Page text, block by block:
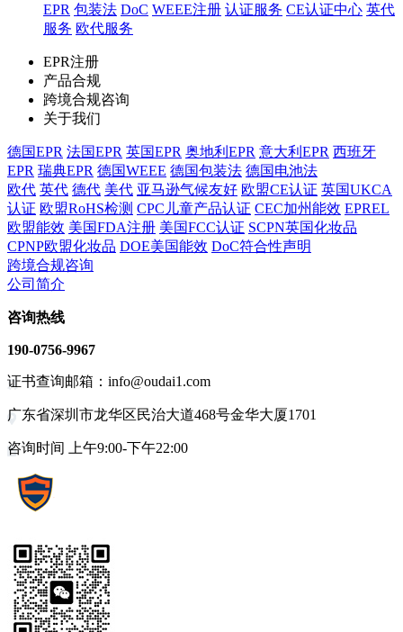
EPR 包装法 DoC WEEE注册 认证服务 CE认证中心 英代
服务 欧代服务
EPR注册
产品合规
跨境合规咨询
关于我们
德国EPR 法国EPR 英国EPR 奥地利EPR 意大利EPR 西班牙
EPR 瑞典EPR 德国WEEE 德国包装法 德国电池法
欧代 英代 德代 美代 亚马逊气候友好 欧盟CE认证 英国UKCA
认证 欧盟RoHS检测 CPC儿童产品认证 CEC加州能效 EPREL
欧盟能效 美国FDA注册 美国FCC认证 SCPN英国化妆品
CPNP欧盟化妆品 DOE美国能效 DoC符合性声明
跨境合规咨询
公司简介
咨询热线
190-0756-9967
证书查询邮箱：info@oudai1.com
广东省深圳市龙华区民治大道468号金华大厦1701
咨询时间 上午9:00-下午22:00